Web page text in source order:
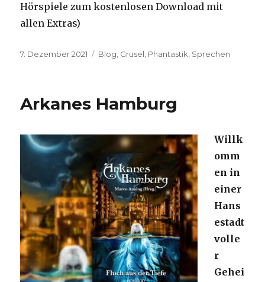
Hörspiele zum kostenlosen Download mit
allen Extras)
Veröffentlicht
7. Dezember 2021 Kategorien
Blog Grusel Phantastik Sprechen
Arkanes Hamburg
Willk
omm
en in
einer
Hans
estadt
volle
r
Gehei